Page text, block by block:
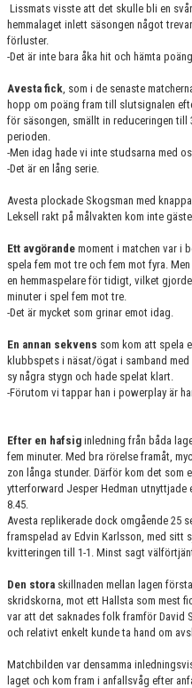
Lissmats visste att det skulle bli en
hemmalaget inlett säsongen något
förluster.
-Det är inte bara åka hit och hämta
Avesta fick , som i de senaste
hopp om poäng fram till slutsignalen
för säsongen, smällt in reduceringen till
perioden.
-Men idag hade vi inte studsarna med
-Det är en lång serie.
Avesta plockade Skogsman med
Leksell rakt på målvakten kom inte
Ett avgörande moment i matchen var i
spela fem mot tre och fem mot fyra.
en hemmaspelare för tidigt, vilket
minuter i spel fem mot tre.
-Det är mycket som grinar emot idag.
En annan sekvens som kom att spela
klubbspets i näsat/ögat i samband
sy några stygn och hade spelat klart.
-Förutom vi tappar han i powerplay är
Efter en hafsig inledning från båda
fem minuter. Med bra rörelse framåt,
zon långa stunder. Därför kom det som
ytterforward Jesper Hedman utnyttjade
8.45.
Avesta replikerade dock omgående 25
framspelad av Edvin Karlsson, med sitt
kvitteringen till 1-1. Minst sagt
Den stora skillnaden mellan lagen
skridskorna, mot ett Hallsta som mest
var att det saknades folk framför David
och relativt enkelt kunde ta hand om
Matchbilden var densamma
laget och kom fram i anfallsvåg efter